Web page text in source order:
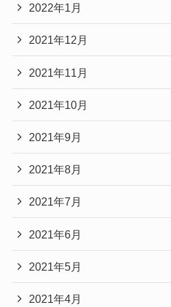
2022年1月
2021年12月
2021年11月
2021年10月
2021年9月
2021年8月
2021年7月
2021年6月
2021年5月
2021年4月